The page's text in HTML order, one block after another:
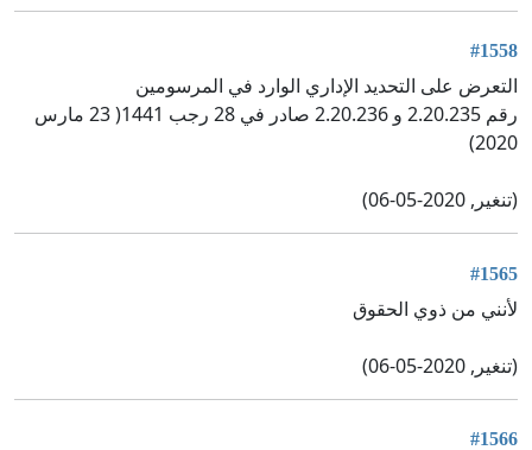
#1558
التعرض على التحديد الإداري الوارد في المرسومين
رقم 2.20.235 و 2.20.236 صادر في 28 رجب 1441( 23 مارس
2020)
(تنغير, 2020-05-06)
#1565
لأنني من ذوي الحقوق
(تنغير, 2020-05-06)
#1566